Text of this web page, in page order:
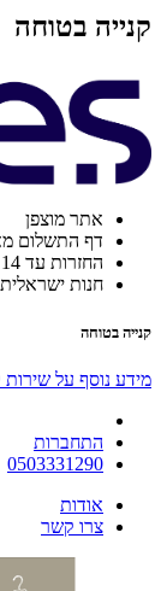
קנייה בטוחה
אתר מוצפן
דף התשלום
החזרות עד 14 יום חינם
חנות
קנייה בטוחה
מידע נוסף על
התחברות
0503331290
אודות
צרו קשר